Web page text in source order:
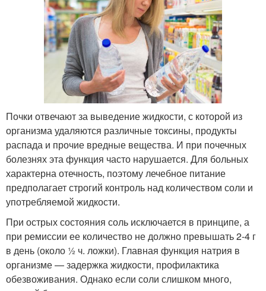
Почки отвечают за выведение жидкости, с которой из
организма удаляются различные токсины, продукты
распада и прочие вредные вещества. И при почечных
болезнях эта функция часто нарушается. Для больных
характерна отечность, поэтому лечебное питание
предполагает строгий контроль над количеством соли и
употребляемой жидкости.
При острых состояния соль исключается в принципе, а
при ремиссии ее количество не должно превышать 2-4 г
в день (около ½ ч. ложки). Главная функция натрия в
организме — задержка жидкости, профилактика
обезвоживания. Однако если соли слишком много,